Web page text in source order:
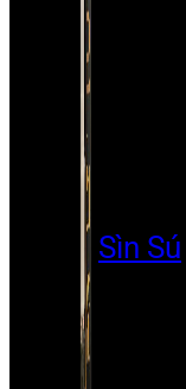
Sìn Sú